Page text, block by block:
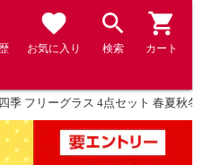
お気に入り 検索 カート
季 フリーグラス 4点セット 春夏秋冬